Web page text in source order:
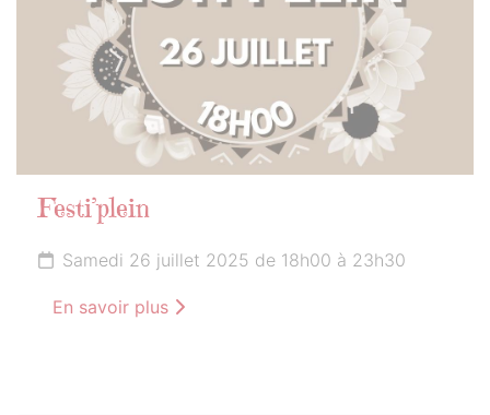
Festi’plein
Samedi 26 juillet 2025 de 18h00 à 23h30
En savoir plus